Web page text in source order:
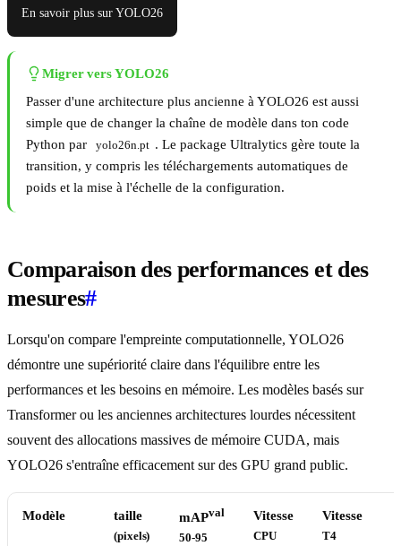
En savoir plus sur YOLO26
Migrer vers YOLO26
Passer d'une architecture plus ancienne à YOLO26 est aussi
simple que de changer la chaîne de modèle dans ton code
Python par
yolo26n.pt . Le package Ultralytics gère toute la
transition, y compris les téléchargements automatiques de
poids et la mise à l'échelle de la configuration.
Comparaison des performances et des
mesures#
Lorsqu'on compare l'empreinte computationnelle, YOLO26
démontre une supériorité claire dans l'équilibre entre les
performances et les besoins en mémoire. Les modèles basés sur
Transformer ou les anciennes architectures lourdes nécessitent
souvent des allocations massives de mémoire CUDA, mais
YOLO26 s'entraîne efficacement sur des GPU grand public.
Modèle taille
(pixels)
mAPval
50-95
Vitesse
CPU
Vitesse
T4